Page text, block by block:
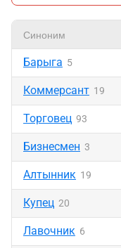
Синоним
Барыга 5
Коммерсант 19
Торговец 93
Бизнесмен 3
Алтынник 19
Купец 20
Лавочник 6